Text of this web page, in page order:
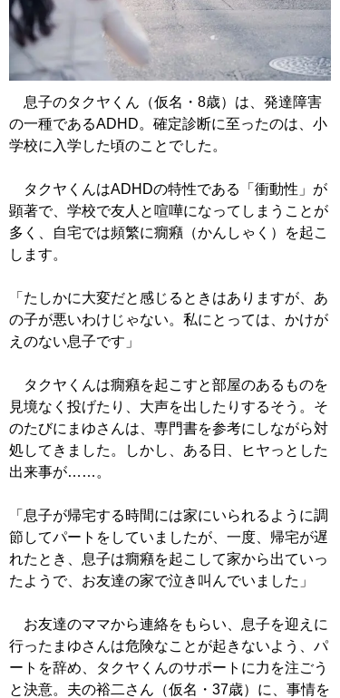
息子のタクヤくん（仮名・8歳）は、発達障害
の一種であるADHD。確定診断に至ったのは、小
学校に入学した頃のことでした。
タクヤくんはADHDの特性である「衝動性」が
顕著で、学校で友人と喧嘩になってしまうことが
多く、自宅では頻繁に癇癪（かんしゃく）を起こ
します。
「たしかに大変だと感じるときはありますが、あ
の子が悪いわけじゃない。私にとっては、かけが
えのない息子です」
タクヤくんは癇癪を起こすと部屋のあるものを
見境なく投げたり、大声を出したりするそう。そ
のたびにまゆさんは、専門書を参考にしながら対
処してきました。しかし、ある日、ヒヤっとした
出来事が……。
「息子が帰宅する時間には家にいられるように調
節してパートをしていましたが、一度、帰宅が遅
れたとき、息子は癇癪を起こして家から出ていっ
たようで、お友達の家で泣き叫んでいました」
お友達のママから連絡をもらい、息子を迎えに
行ったまゆさんは危険なことが起きないよう、パ
ートを辞め、タクヤくんのサポートに力を注ごう
と決意。夫の裕二さん（仮名・37歳）に、事情を